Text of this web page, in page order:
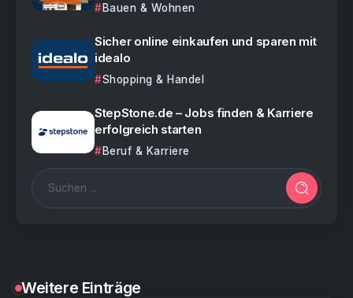
Bauen & Wohnen
Sicher online einkaufen und sparen mit
idealo
Shopping & Handel
StepStone.de – Jobs finden & Karriere
erfolgreich starten
Beruf & Karriere
Weitere Einträge